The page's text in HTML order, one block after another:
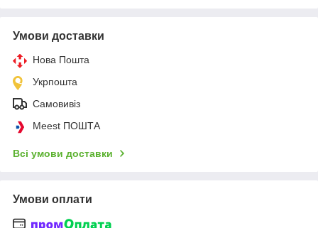
Умови доставки
Нова Пошта
Укрпошта
Самовивіз
Meest ПОШТА
Всі умови доставки
Умови оплати